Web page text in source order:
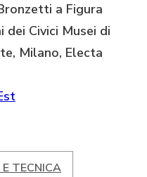
a Figura
dei Civici Musei di
Milano, Electa
TECNICA